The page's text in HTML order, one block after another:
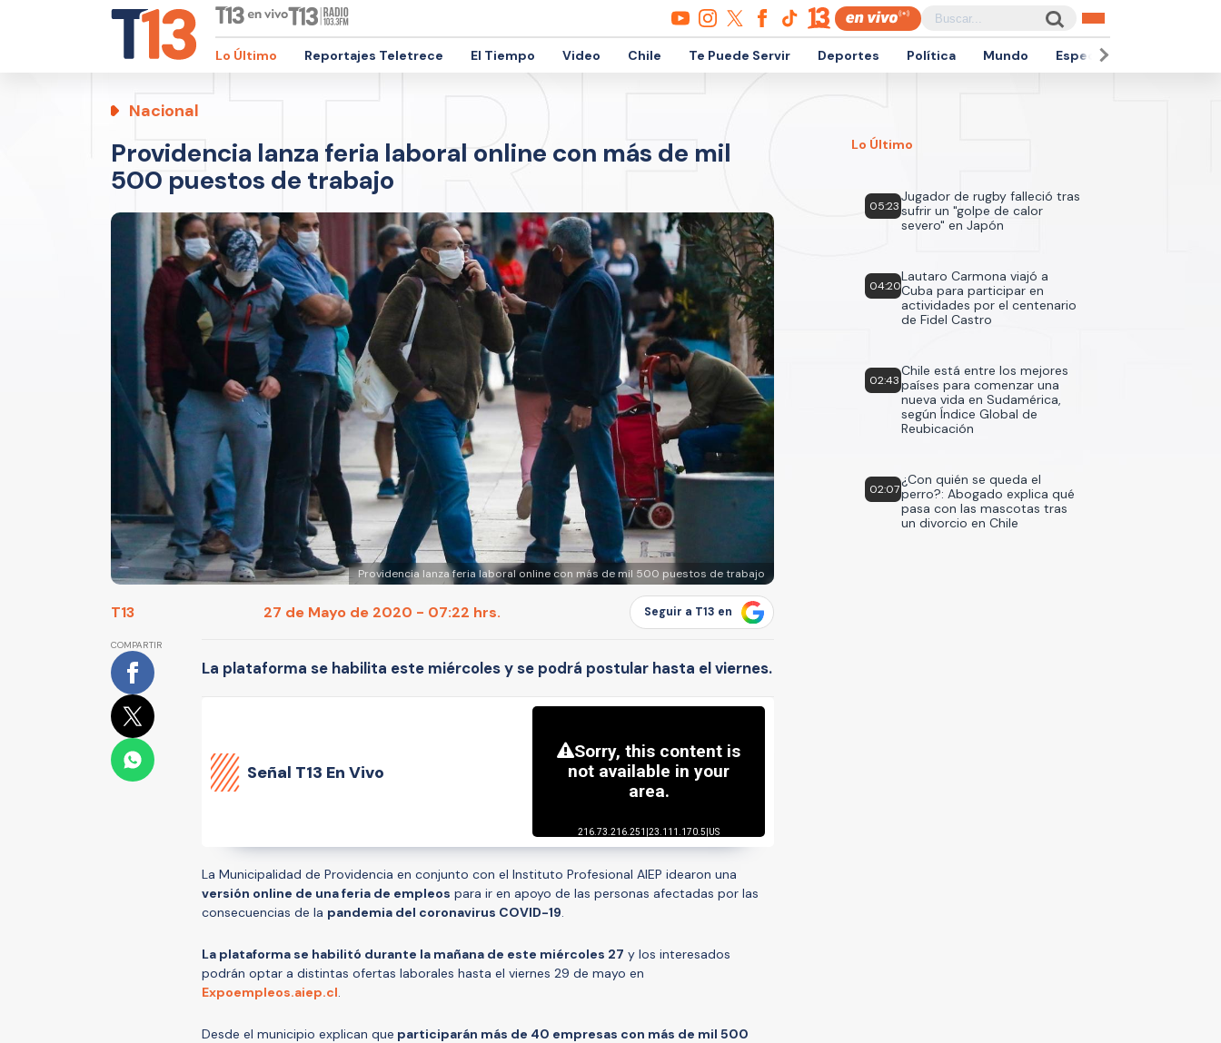
Lo Último Reportajes Teletrece El Tiempo Video Chile Te Puede Servir Deportes Política Mundo Espectáculos
Nacional
Providencia lanza feria laboral online con más de mil
500 puestos de trabajo
Providencia lanza feria laboral online con más de mil 500 puestos de trabajo
T13 27 de Mayo de 2020 - 07:22 hrs. Seguir a T13 en
COMPARTIR
La plataforma se habilita este miércoles y se podrá postular hasta el viernes.
Señal T13 En Vivo
La Municipalidad de Providencia en conjunto con el Instituto Profesional AIEP idearon una
versión online de una feria de empleos para ir en apoyo de las personas afectadas por las
consecuencias de la pandemia del coronavirus COVID-19.
La plataforma se habilitó durante la mañana de este miércoles 27 y los interesados
podrán optar a distintas ofertas laborales hasta el viernes 29 de mayo en
Expoempleos.aiep.cl.
Desde el municipio explican que participarán más de 40 empresas con más de mil 500
Lo Último
05:23
Jugador de rugby falleció tras
sufrir un "golpe de calor
severo" en Japón
04:20
Lautaro Carmona viajó a
Cuba para participar en
actividades por el centenario
de Fidel Castro
02:43
Chile está entre los mejores
países para comenzar una
nueva vida en Sudamérica,
según Índice Global de
Reubicación
02:07
¿Con quién se queda el
perro?: Abogado explica qué
pasa con las mascotas tras
un divorcio en Chile